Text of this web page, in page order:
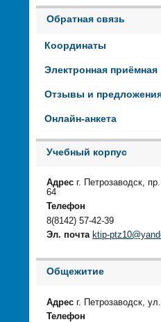
Обратная связь
Координаты
Электронная приёмная
Отзывы и
Онлайн-анкета
Учебный корпус
Адрес г. Петрозаводск,
64
Телефон
8(8142) 57-42-39
Эл. почта ktip-
Общежитие
Адрес г. Петрозаводск,
Телефон